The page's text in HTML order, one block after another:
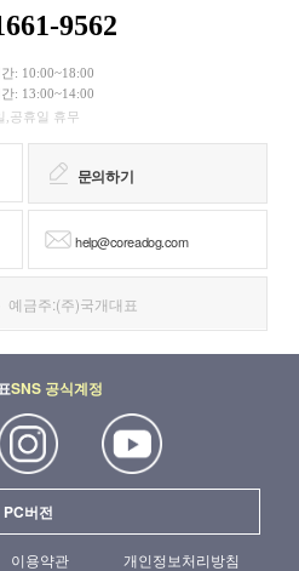
9562
: 10:00~18:00
: 13:00~14:00
,공휴일 휴무
문의하기
help@coreadog.com
예금주:(주)국개대표
SNS 공식계정
PC버전
이용약관 개인정보처리방침